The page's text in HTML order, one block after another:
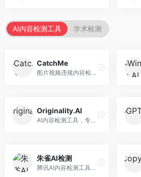
AI内容检测工具 学术检测
CatchMe
图片视频违规内容检测平台，专注于视觉内容安全。面向内容平台，提供图片审核、视频审核、直播监控等服务，视觉检测专业。
Originality.AI
AI内容检测工具，专注于内容原创性验证。面向内容创作者和出版商，提供AI检测、抄袭检测、批量分析等服务，检测精度高。
朱雀AI检测
腾讯AI内容检测工具，专注于中文内容识别。面向中文用户，提供AI内容检测、文本分析、报告生成等服务，中文检测专业。